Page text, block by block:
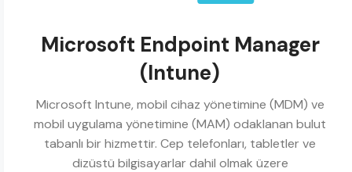
Microsoft Endpoint Manager
(Intune)
Microsoft Intune, mobil cihaz yönetimine (MDM) ve
mobil uygulama yönetimine (MAM) odaklanan bulut
tabanlı bir hizmettir. Cep telefonları, tabletler ve
dizüstü bilgisayarlar dahil olmak üzere